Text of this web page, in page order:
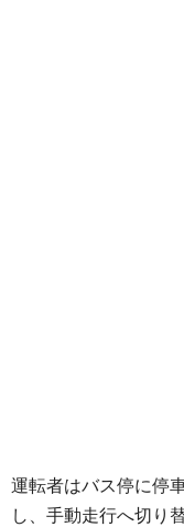
運転者はバス停に停
し、手動走行へ切り